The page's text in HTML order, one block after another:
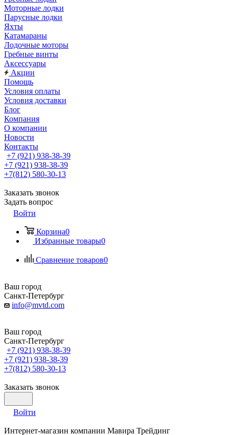
Моторные лодки
Парусные лодки
Яхты
Катамараны
Лодочные моторы
Гребные винты
Аксессуары
Акции
Помощь
Условия оплаты
Условия доставки
Блог
Компания
О компании
Новости
Контакты
+7 (921) 938-38-39
+7 (921) 938-38-39
+7(812) 580-30-13
Заказать звонок
Задать вопрос
Войти
Корзина0
Избранные товары0
Сравнение товаров0
Ваш город
Санкт-Петербург
info@mvtd.com
Ваш город
Санкт-Петербург
+7 (921) 938-38-39
+7 (921) 938-38-39
+7(812) 580-30-13
Заказать звонок
Войти
Интернет-магазин компании Мавира Трейдинг